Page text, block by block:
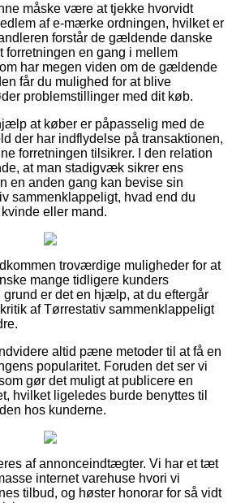
måske være at tjekke hvorvidt
af e-mærke ordningen, hvilket er
forstår de gældende danske
forretningen en gang i mellem
har megen viden om de gældende
får du mulighed for at blive
problemstillinger med dit køb.
at køber er påpasselig med de
der har indflydelse på transaktionen,
forretningen tilsikrer. I den relation
at man stadigvæk sikrer ens
en anden gang kan bevise sin
sammenklappeligt, hvad end du
eller mand.
troværdige muligheder for at
mange tidligere kunders
grund er det en hjælp, at du eftergår
af Tørrestativ sammenklappeligt
altid pæne metoder til at få en
popularitet. Foruden det ser vi
gør det muligt at publicere en
hvilket ligeledes burde benyttes til
hos kunderne.
af annonceindtægter. Vi har et tæt
internet varehuse hvori vi
tilbud, og høster honorar for så vidt